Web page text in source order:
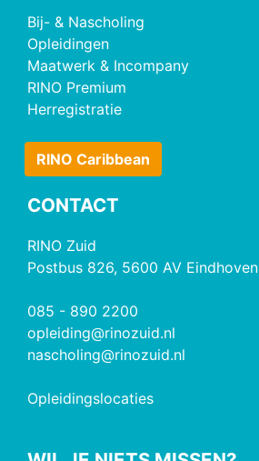
Bij- & Nascholing
Opleidingen
Maatwerk & Incompany
RINO Premium
Herregistratie
RINO Caribbean
CONTACT
RINO Zuid
Postbus 826, 5600 AV Eindhoven
085 - 890 2200
opleiding@rinozuid.nl
nascholing@rinozuid.nl
Opleidingslocaties